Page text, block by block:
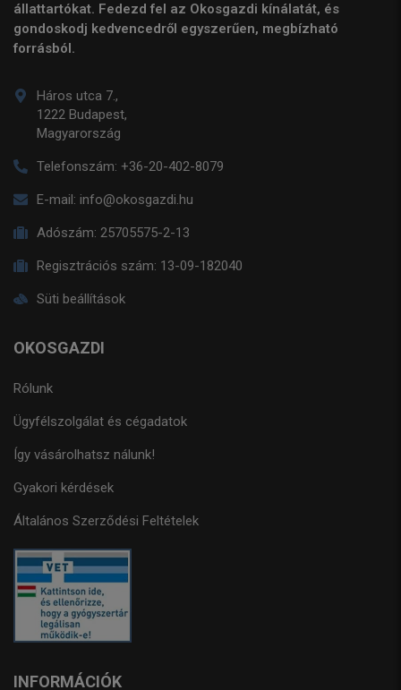
állattartókat. Fedezd fel az Okosgazdi kínálatát, és
gondoskodj kedvencedről egyszerűen, megbízható
forrásból.
Háros utca 7.,
1222 Budapest,
Magyarország
Telefonszám: +36-20-402-8079
E-mail: info@okosgazdi.hu
Adószám: 25705575-2-13
Regisztrációs szám: 13-09-182040
Süti beállítások
OKOSGAZDI
Rólunk
Ügyfélszolgálat és cégadatok
Így vásárolhatsz nálunk!
Gyakori kérdések
Általános Szerződési Feltételek
INFORMÁCIÓK